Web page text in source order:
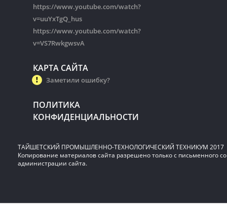
https://www.youtube.com/watch?
v=uuYxTgQ_hus
https://www.youtube.com/watch?
v=VS7RwkgwsvA
КАРТА САЙТА
Заметили ошибку?
ПОЛИТИКА
КОНФИДЕНЦИАЛЬНОСТИ
ТАЙШЕТСКИЙ ПРОМЫШЛЕННО-ТЕХНОЛОГИЧЕСКИЙ ТЕХНИКУМ 2017
Копирование материалов сайта разрешено только с письменного
администрации сайта.